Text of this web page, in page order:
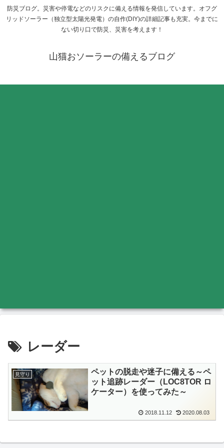
防災ブログ。災害や停電などのリスクに備える情報を発信しています。オフグ
リッドソーラー（独立型太陽光発電）の自作(DIY)の詳細記事も充実。今までに
ない切り口で防災、災害を考えます！
山猫おソーラーの備えるブログ
レーダー
見守り
ペットの脱走や迷子に備える～ペ
ット追跡レーダー（LOC8TOR ロ
ケーター）を使ってみた～
2018.11.12 2020.08.03